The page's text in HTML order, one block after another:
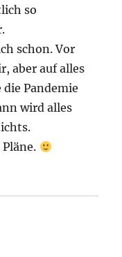
so
schon. Vor
aber auf alles
Pandemie
wird alles